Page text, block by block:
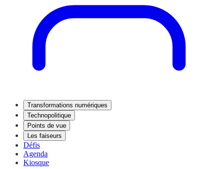
Transformations numériques
Technopolitique
Points de vue
Les faiseurs
Défis
Agenda
Kiosque